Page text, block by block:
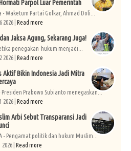
Parpol Luar Pemerintah
Waketum Partai Golkar, Ahmad Doli...
2026 | Read more
Jaksa Agung, Sekarang Juga!
penegakan hukum menjadi...
2026 | Read more
Aktif Bikin Indonesia Jadi Mitra
Presiden Prabowo Subianto menegaskan...
2026 | Read more
Arbi Sebut Transparansi Jadi
- Pengamat politik dan hukum Muslim...
| Read more